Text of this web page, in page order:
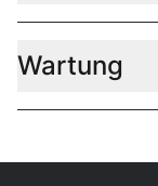
Wartung